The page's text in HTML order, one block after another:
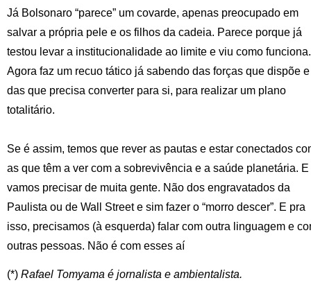
Já Bolsonaro “parece” um covarde, apenas preocupado em
salvar a própria pele e os filhos da cadeia. Parece porque já
testou levar a institucionalidade ao limite e viu como funciona.
Agora faz um recuo tático já sabendo das forças que dispõe e
das que precisa converter para si, para realizar um plano
totalitário.
Se é assim, temos que rever as pautas e estar conectados
as que têm a ver com a sobrevivência e a saúde planetária. E
vamos precisar de muita gente. Não dos engravatados da
Paulista ou de Wall Street e sim fazer o “morro descer”. E pra
isso, precisamos (à esquerda) falar com outra linguagem e
outras pessoas. Não é com esses aí
(*) Rafael Tomyama é jornalista e ambientalista.